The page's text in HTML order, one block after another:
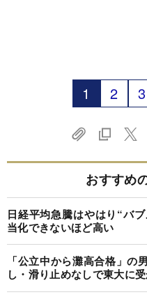
1 2 3
おすすめ
日経平均急騰はやはり“バ
当化できないほど高い
「公立中から灘高合格」
し・滑り止めなしで東大に